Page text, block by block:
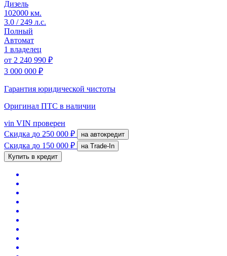
Дизель
102000 км.
3.0 / 249 л.с.
Полный
Автомат
1 владелец
от 2 240 990 ₽
3 000 000 ₽
Гарантия юридической чистоты
Оригинал ПТС в наличии
vin VIN проверен
Скидка до 250 000 ₽ на автокредит
Скидка до 150 000 ₽
на Trade-In
Купить в кредит